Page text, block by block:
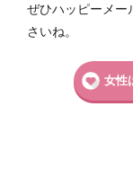
ぜひハッピーメー
さいね。
女性